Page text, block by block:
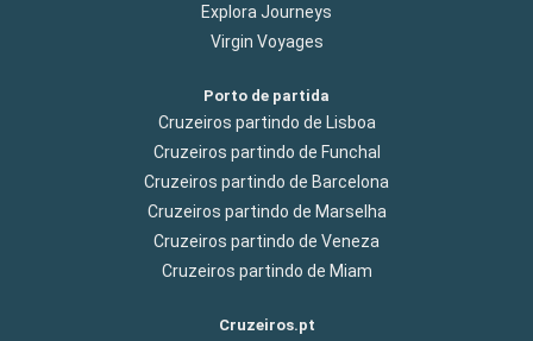
Explora Journeys
Virgin Voyages
Porto de partida
Cruzeiros partindo de Lisboa
Cruzeiros partindo de Funchal
Cruzeiros partindo de Barcelona
Cruzeiros partindo de Marselha
Cruzeiros partindo de Veneza
Cruzeiros partindo de Miam
Cruzeiros.pt